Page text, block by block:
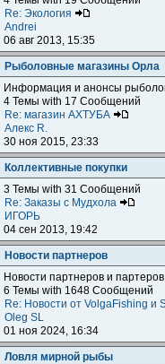
Re: Экология
Andrei
06 авг 2013, 15:35
Рыболовные магазины Орла
Информация и анонсы
4 Темы with 17 Сообщений
Re: магазин АХТУБА
Алекс R.
30 ноя 2015, 23:33
Коллективные покупки
3 Темы with 31 Сообщений
Re: Заказы с Мудхола
ИГОРЬ
04 сен 2013, 19:42
Новости партнеров
Новости партнеров и
6 Темы with 1648 Сообщений
Re: Новости от VolgaFishing и
Oleg SL
01 ноя 2024, 16:34
Ловля мирной рыбы